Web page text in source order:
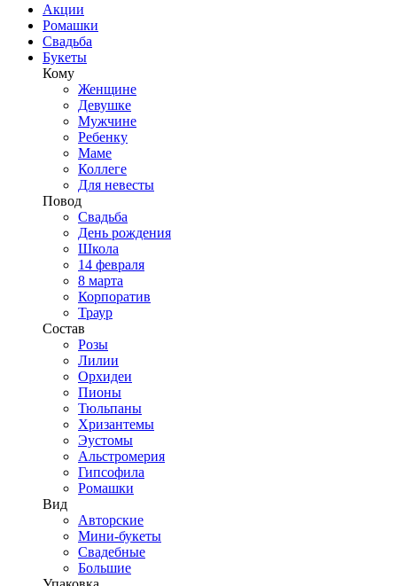
Акции
Ромашки
Свадьба
Букеты
Кому
Женщине
Девушке
Мужчине
Ребенку
Маме
Коллеге
Для невесты
Повод
Свадьба
День рождения
Школа
14 февраля
8 марта
Корпоратив
Траур
Состав
Розы
Лилии
Орхидеи
Пионы
Тюльпаны
Хризантемы
Эустомы
Альстромерия
Гипсофила
Ромашки
Вид
Авторские
Мини-букеты
Свадебные
Большие